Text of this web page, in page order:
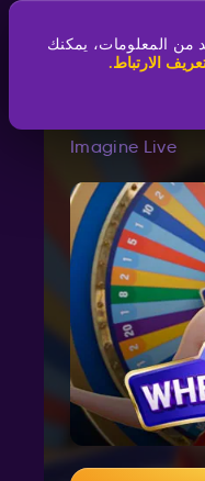
Lucky
Imagine Live
من المعلومات، يمكنك
الارتباط.